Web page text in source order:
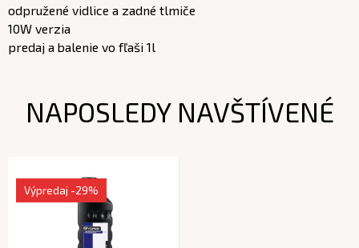
odpružené vidlice a zadné tlmiče
10W verzia
predaj a balenie vo fľaši 1l
NAPOSLEDY NAVŠTÍVENÉ
Výpredaj -29%